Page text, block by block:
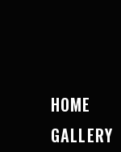
HOME
GALLERY